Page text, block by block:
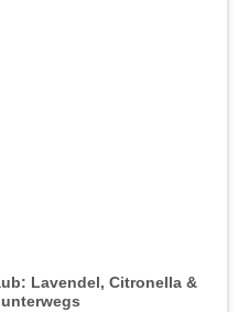
Lavendel, Citronella &